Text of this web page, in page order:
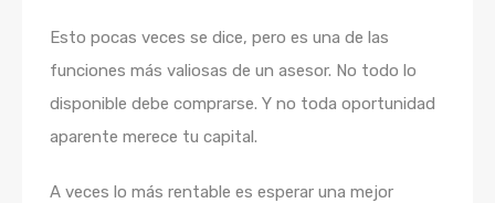
Esto pocas veces se dice, pero es una de las
funciones más valiosas de un asesor. No todo lo
disponible debe comprarse. Y no toda oportunidad
aparente merece tu capital.
A veces lo más rentable es esperar una mejor